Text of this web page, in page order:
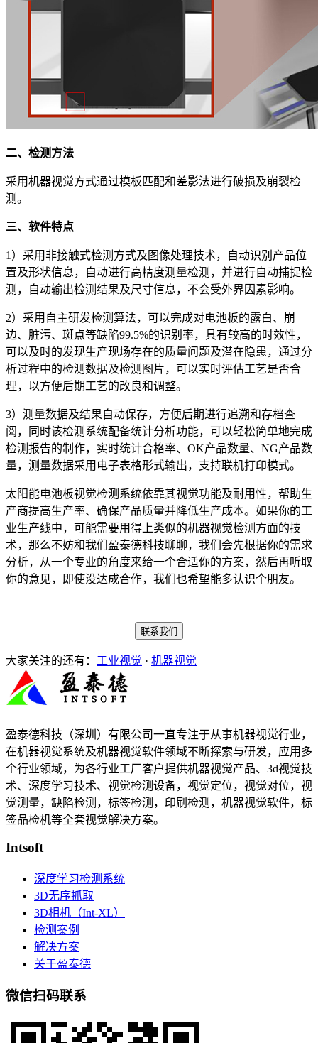
二、检测方法
采用机器视觉方式通过模板匹配和差影法进行破损及崩裂检
测。
三、软件特点
1）采用非接触式检测方式及图像处理技术，自动识别产品位
置及形状信息，自动进行高精度测量检测，并进行自动捕捉检
测，自动输出检测结果及尺寸信息，不会受外界因素影响。
2）采用自主研发检测算法，可以完成对电池板的露白、崩
边、脏污、斑点等缺陷99.5%的识别率，具有较高的时效性，
可以及时的发现生产现场存在的质量问题及潜在隐患，通过分
析过程中的检测数据及检测图片，可以实时评估工艺是否合
理，以方便后期工艺的改良和调整。
3）测量数据及结果自动保存，方便后期进行追溯和存档查
阅，同时该检测系统配备统计分析功能，可以轻松简单地完成
检测报告的制作，实时统计合格率、OK产品数量、NG产品数
量，测量数据采用电子表格形式输出，支持联机打印模式。
太阳能电池板视觉检测系统依靠其视觉功能及耐用性，帮助生
产商提高生产率、确保产品质量并降低生产成本。如果你的工
业生产线中，可能需要用得上类似的机器视觉检测方面的技
术，那么不妨和我们盈泰德科技聊聊，我们会先根据你的需求
分析，从一个专业的角度来给一个合适你的方案，然后再听取
你的意见，即使没达成合作，我们也希望能多认识个朋友。
联系我们
大家关注的还有： 工业视觉 · 机器视觉
盈泰德科技（深圳）有限公司一直专注于从事机器视觉行业，
在机器视觉系统及机器视觉软件领域不断探索与研发​，应用多
个行业领域，为各行业工厂客户提供机器视觉产品、3d视觉技
术、深度学习技术、视觉检测设备，视觉定位，视觉对位，视
觉测量，缺陷检测，标签检测，印刷检测，机器视觉软件，标
签品检机等​全套视觉解决方案​。
Intsoft
深度学习检测系统
3D无序抓取
3D相机（Int-XL）
检测案例
解决方案
关于盈泰德
微信扫码联系